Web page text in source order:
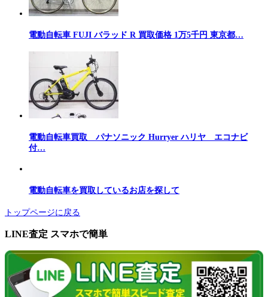
電動自転車 FUJI バラッド R 買取価格 1万5千円 東京都…
電動自転車買取 パナソニック Hurryer ハリヤ エコナビ
付…
電動自転車を買取しているお店を探して
トップページに戻る
LINE査定 スマホで簡単